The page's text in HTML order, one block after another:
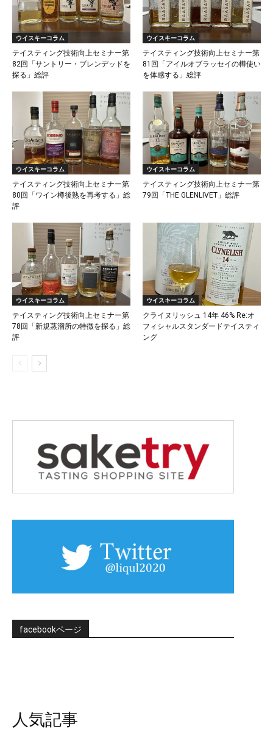
ウイスキーコラム
テイスティング技術向上セミナー第
82回「サントリー・ブレンデッドを
探る」総評
ウイスキーコラム
テイスティング技術向上セミナー第
81回「アイルオブラッセイの樽使い
を体感する」総評
ウイスキーコラム
テイスティング技術向上セミナー第
80回「ワイン樽後熟を再考する」総
評
ウイスキーコラム
テイスティング技術向上セミナー第
79回「THE GLENLIVET」総評
ウイスキーコラム
テイスティング技術向上セミナー第
78回「新規蒸溜所の特徴を探る」総
評
ウイスキーコラム
クライヌリッシュ 14年 46% Re:オ
フィシャルスタンダードテイスティ
ング
facebookページ
人気記事